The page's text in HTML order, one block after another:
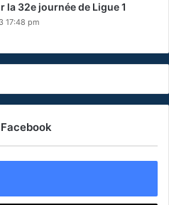
la 32e journée de Ligue 1
17:48 pm